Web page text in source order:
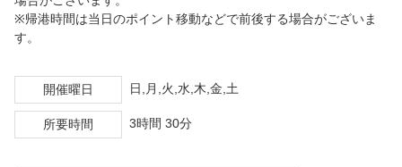
※帰港時間は当日のポイント移動などで前後する場合がございま
す。
開催曜日 日,月,火,水,木,金,土
所要時間 3時間 30分